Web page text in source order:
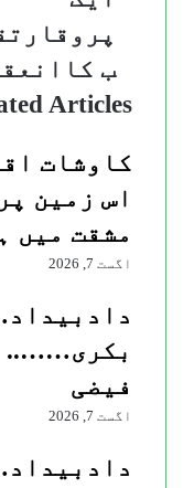
ایک
پروقارتقریبب
Articles
کاوشات
اس زمین
مشقت میں
اگست 7, 2026
بکری……..
فیضی
اگست 7, 2026